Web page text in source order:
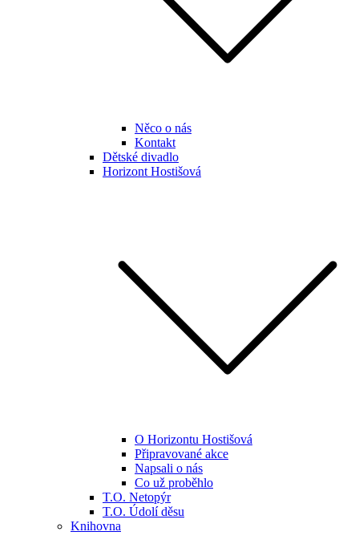
Něco o nás
Kontakt
Dětské divadlo
Horizont Hostišová
O Horizontu Hostišová
Připravované akce
Napsali o nás
Co už proběhlo
T.O. Netopýr
T.O. Údolí děsu
Knihovna